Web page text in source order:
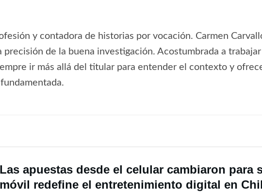
y contadora de historias por vocación. Carmen
precisión de la buena investigación. Acostumbrada a
ir más allá del titular para entender el contexto y
Las apuestas desde el celular cambiaron para
móvil redefine el entretenimiento digital en